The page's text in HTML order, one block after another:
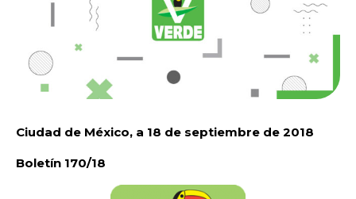
Ciudad de México, a 18 de septiembre de 2018
Boletín 170/18